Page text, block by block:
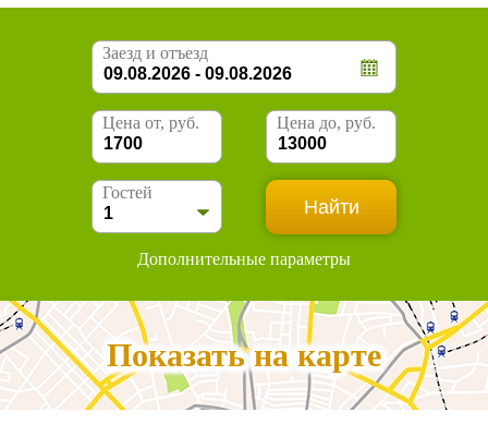
Заезд и отъезд
Цена от, руб. Цена до, руб.
Гостей
Дополнительные параметры
Показать на карте